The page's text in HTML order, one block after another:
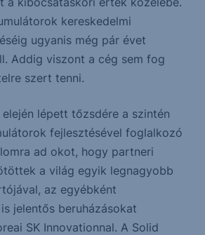
kereskedelmi
ugyanis még pár évet
Addig viszont a cég sem fog
szert tenni.
lépett tőzsdére a szintén
fejlesztésével foglalkozó
ad okot, hogy partneri
a világ egyik legnagyobb
az egyébként
jelentős beruházásokat
SK Innovationnal. A Solid